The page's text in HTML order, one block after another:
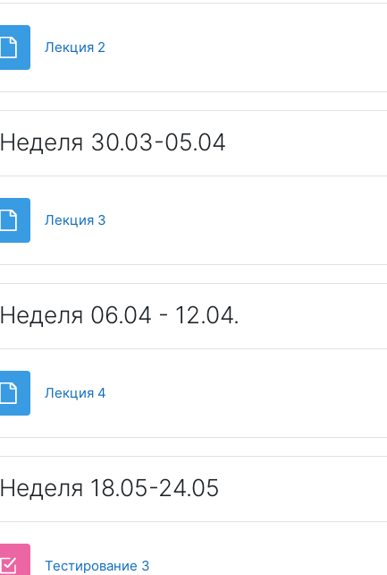
Лекция 2Файл
Неделя 30.03-05.04
Лекция 3Файл
Неделя 06.04 - 12.04.
Лекция 4Файл
Неделя 18.05-24.05
Тестирование 3